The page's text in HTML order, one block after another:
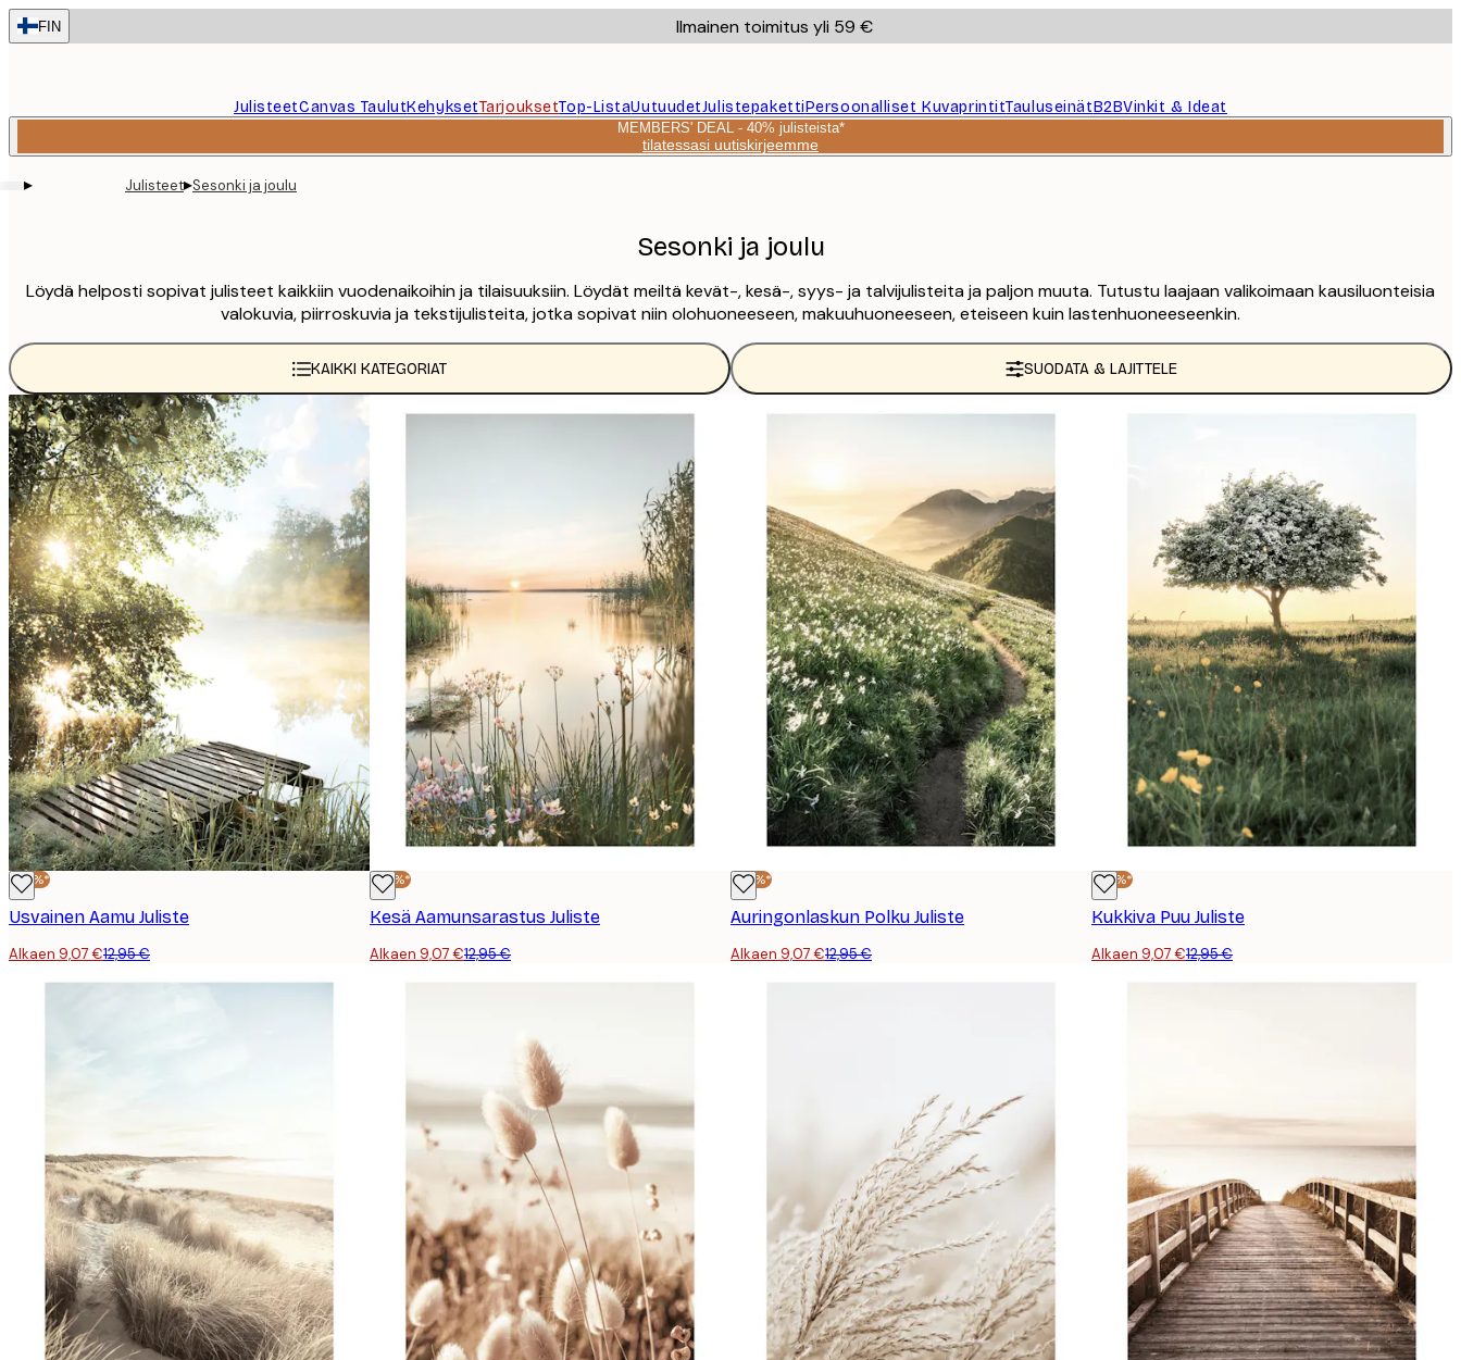
Skip
to
FIN Ilmainen toimitus yli 59 €
JulisteetCanvas TaulutKehyksetTarjouksetTop-ListaUutuudetJulistepakettiPersoonalliset KuvaprintitTauluseinätB2BVinkit & Ideat
MEMBERS' DEAL - 40% julisteista*
tilatessasi uutiskirjeemme
▸ Julisteet▸Sesonki ja joulu
Sesonki ja joulu
Löydä helposti sopivat julisteet kaikkiin vuodenaikoihin ja tilaisuuksiin. Löydät meiltä kevät-, kesä-, syys- ja talvijulisteita ja paljon muuta. Tutustu laajaan valikoimaan kausiluonteisia
valokuvia, piirroskuvia ja tekstijulisteita, jotka sopivat niin olohuoneeseen, makuuhuoneeseen, eteiseen kuin lastenhuoneeseenkin.
KAIKKI KATEGORIAT SUODATA & LAJITTELE
-30%*
Usvainen Aamu Juliste
Alkaen 9,07 €12,95 €
-30%*
Kesä Aamunsarastus Juliste
Alkaen 9,07 €12,95 €
-30%*
Auringonlaskun Polku Juliste
Alkaen 9,07 €12,95 €
-30%*
Kukkiva Puu Juliste
Alkaen 9,07 €12,95 €